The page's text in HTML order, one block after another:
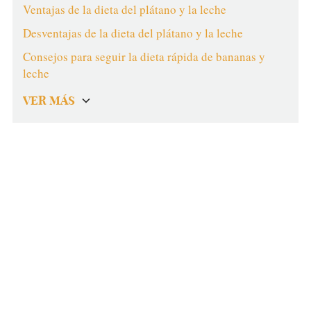
Ventajas de la dieta del plátano y la leche
Desventajas de la dieta del plátano y la leche
Consejos para seguir la dieta rápida de bananas y
leche